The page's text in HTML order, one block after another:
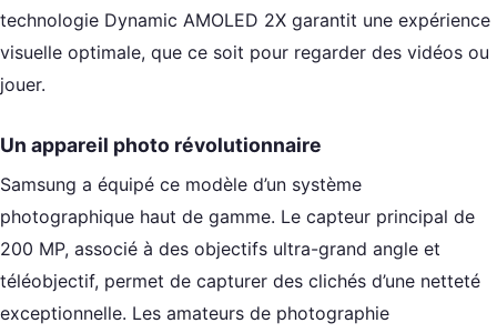
technologie Dynamic AMOLED 2X garantit une expérience
visuelle optimale, que ce soit pour regarder des vidéos ou
jouer.
Un appareil photo révolutionnaire
Samsung a équipé ce modèle d’un système
photographique haut de gamme. Le capteur principal de
200 MP, associé à des objectifs ultra-grand angle et
téléobjectif, permet de capturer des clichés d’une netteté
exceptionnelle. Les amateurs de photographie